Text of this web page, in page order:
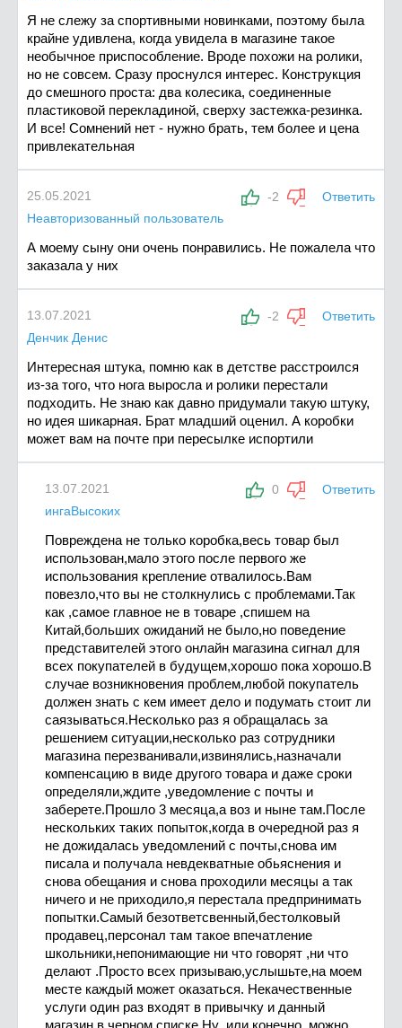
Я не слежу за спортивными новинками, поэтому была
крайне удивлена, когда увидела в магазине такое
необычное приспособление. Вроде похожи на ролики,
но не совсем. Сразу проснулся интерес. Конструкция
до смешного проста: два колесика, соединенные
пластиковой перекладиной, сверху застежка-резинка.
И все! Сомнений нет - нужно брать, тем более и цена
привлекательная
-2 Ответить
25.05.2021
Неавторизованный пользователь
А моему сыну они очень понравились. Не пожалела что
заказала у них
-2 Ответить
13.07.2021
Денчик Денис
Интересная штука, помню как в детстве расстроился
из-за того, что нога выросла и ролики перестали
подходить. Не знаю как давно придумали такую штуку,
но идея шикарная. Брат младший оценил. А коробки
может вам на почте при пересылке испортили
0 Ответить
13.07.2021
ингаВысоких
Повреждена не только коробка,весь товар был
использован,мало этого после первого же
использования крепление отвалилось.Вам
повезло,что вы не столкнулись с проблемами.Так
как ,самое главное не в товаре ,спишем на
Китай,больших ожиданий не было,но поведение
представителей этого онлайн магазина сигнал для
всех покупателей в будущем,хорошо пока хорошо.В
случае возникновения проблем,любой покупатель
должен знать с кем имеет дело и подумать стоит ли
саязываться.Несколько раз я обращалась за
решением ситуации,несколько раз сотрудники
магазина перезванивали,извинялись,назначали
компенсацию в виде другого товара и даже сроки
определяли,ждите ,уведомление с почты и
заберете.Прошло 3 месяца,а воз и ныне там.После
нескольких таких попыток,когда в очередной раз я
не дожидалась уведомлений с почты,снова им
писала и получала невдекватные обьяснения и
снова обещания и снова проходили месяцы а так
ничего и не приходило,я перестала предпринимать
попытки.Самый безответсвенный,бестолковый
продавец,персонал там такое впечатление
школьники,непонимающие ни что говорят ,ни что
делают .Просто всех призываю,услышьте,на моем
месте каждый может оказаться. Некачественные
услуги один раз входят в привычку и данный